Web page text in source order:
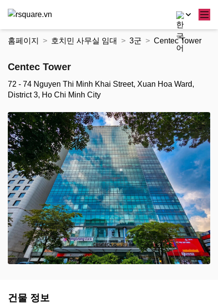
홈페이지 호치민 사무실 임대 3군 Centec Tower
Centec Tower
72 - 74 Nguyen Thi Minh Khai Street, Xuan Hoa Ward,
District 3, Ho Chi Minh City
건물 정보